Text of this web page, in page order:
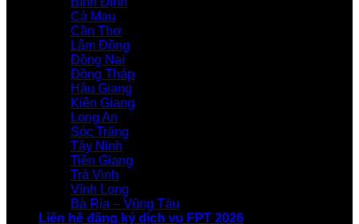
Cà Mau
Cần Thơ
Lâm Đồng
Đồng Nai
Đồng Tháp
Hậu Giang
Kiên Giang
Long An
Sóc Trăng
Tây Ninh
Tiền Giang
Trà Vinh
Vĩnh Long
Bà Rịa – Vũng Tàu
Liên hệ đăng ký dịch vụ FPT 2026